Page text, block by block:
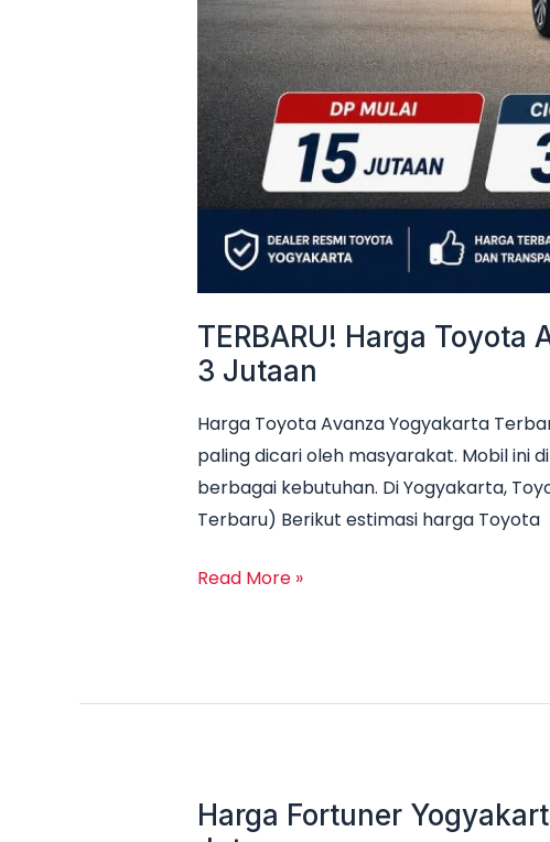
TERBARU! Harga
3 Jutaan
Harga Toyota Avanza Yogyakarta
paling dicari oleh masyarakat. Mobil ini
berbagai kebutuhan. Di Yogyakarta,
Terbaru) Berikut estimasi harga Toyota
Read More »
Harga Fortuner
Harga